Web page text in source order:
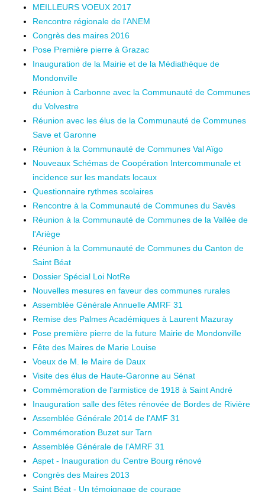
MEILLEURS VOEUX 2017
Rencontre régionale de l'ANEM
Congrès des maires 2016
Pose Première pierre à Grazac
Inauguration de la Mairie et de la Médiathèque de
Mondonville
Réunion à Carbonne avec la Communauté de Communes
du Volvestre
Réunion avec les élus de la Communauté de Communes
Save et Garonne
Réunion à la Communauté de Communes Val Aïgo
Nouveaux Schémas de Coopération Intercommunale et
incidence sur les mandats locaux
Questionnaire rythmes scolaires
Rencontre à la Communauté de Communes du Savès
Réunion à la Communauté de Communes de la Vallée de
l'Ariège
Réunion à la Communauté de Communes du Canton de
Saint Béat
Dossier Spécial Loi NotRe
Nouvelles mesures en faveur des communes rurales
Assemblée Générale Annuelle AMRF 31
Remise des Palmes Académiques à Laurent Mazuray
Pose première pierre de la future Mairie de Mondonville
Fête des Maires de Marie Louise
Voeux de M. le Maire de Daux
Visite des élus de Haute-Garonne au Sénat
Commémoration de l'armistice de 1918 à Saint André
Inauguration salle des fêtes rénovée de Bordes de Rivière
Assemblée Générale 2014 de l'AMF 31
Commémoration Buzet sur Tarn
Assemblée Générale de l'AMRF 31
Aspet - Inauguration du Centre Bourg rénové
Congrès des Maires 2013
Saint Béat - Un témoignage de courage